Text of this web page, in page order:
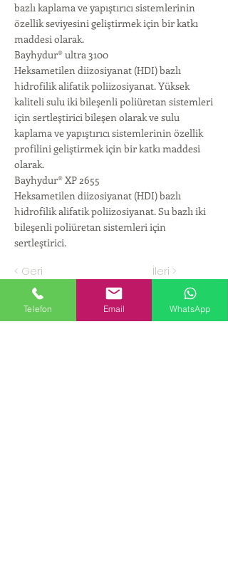
bazlı kaplama ve yapıştırıcı sistemlerinin
özellik seviyesini geliştirmek için bir katkı
maddesi olarak.
Bayhydur® ultra 3100
Heksametilen diizosiyanat (HDI) bazlı
hidrofilik alifatik poliizosiyanat. Yüksek
kaliteli sulu iki bileşenli poliüretan sistemleri
için sertleştirici bileşen olarak ve sulu
kaplama ve yapıştırıcı sistemlerinin özellik
profilini geliştirmek için bir katkı maddesi
olarak.
Bayhydur® XP 2655
Heksametilen diizosiyanat (HDI) bazlı
hidrofilik alifatik poliizosiyanat. Su bazlı iki
bileşenli poliüretan sistemleri için
sertleştirici.
< Geri İleri >
Telefon Email WhatsApp